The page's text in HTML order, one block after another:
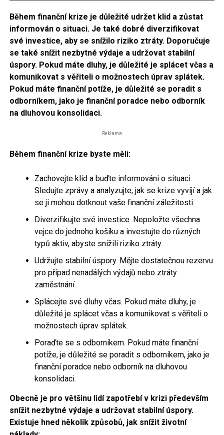
Během finanční krize je důležité udržet klid a zůstat
informován o situaci. Je také dobré diverzifikovat
své investice, aby se snížilo riziko ztráty. Doporučuje
se také snížit nezbytné výdaje a udržovat stabilní
úspory. Pokud máte dluhy, je důležité je splácet včas a
komunikovat s věřiteli o možnostech úprav splátek.
Pokud máte finanční potíže, je důležité se poradit s
odborníkem, jako je finanční poradce nebo odborník
na dluhovou konsolidaci.
Reklama
Během finanční krize byste měli:
Zachovejte klid a buďte informováni o situaci.
Sledujte zprávy a analyzujte, jak se krize vyvíjí a jak
se ji mohou dotknout vaše finanční záležitosti.
Diverzifikujte své investice. Nepoložte všechna
vejce do jednoho košíku a investujte do různých
typů aktiv, abyste snížili riziko ztráty.
Udržujte stabilní úspory. Mějte dostatečnou rezervu
pro případ nenadálých výdajů nebo ztráty
zaměstnání.
Splácejte své dluhy včas. Pokud máte dluhy, je
důležité je splácet včas a komunikovat s věřiteli o
možnostech úprav splátek.
Poraďte se s odborníkem. Pokud máte finanční
potíže, je důležité se poradit s odborníkem, jako je
finanční poradce nebo odborník na dluhovou
konsolidaci.
Obecně je pro většinu lidí zapotřebí v krizi především
snížit nezbytné výdaje a udržovat stabilní úspory.
Existuje hned několik způsobů, jak snížit životní